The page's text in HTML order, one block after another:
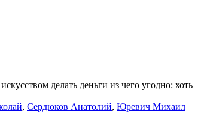
делать деньги из чего угодно: хоть
, Сердюков Анатолий, Юревич Михаил